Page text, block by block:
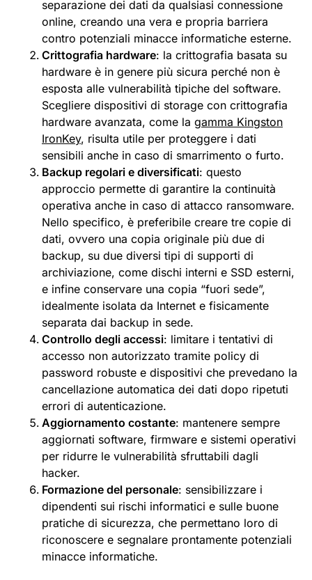
separazione dei dati da qualsiasi connessione
online, creando una vera e propria barriera
contro potenziali minacce informatiche esterne.
Crittografia hardware: la crittografia basata su
hardware è in genere più sicura perché non è
esposta alle vulnerabilità tipiche del software.
Scegliere dispositivi di storage con crittografia
hardware avanzata, come la gamma Kingston
IronKey, risulta utile per proteggere i dati
sensibili anche in caso di smarrimento o furto.
Backup regolari e diversificati: questo
approccio permette di garantire la continuità
operativa anche in caso di attacco ransomware.
Nello specifico, è preferibile creare tre copie di
dati, ovvero una copia originale più due di
backup, su due diversi tipi di supporti di
archiviazione, come dischi interni e SSD esterni,
e infine conservare una copia “fuori sede”,
idealmente isolata da Internet e fisicamente
separata dai backup in sede.
Controllo degli accessi: limitare i tentativi di
accesso non autorizzato tramite policy di
password robuste e dispositivi che prevedano la
cancellazione automatica dei dati dopo ripetuti
errori di autenticazione.
Aggiornamento costante: mantenere sempre
aggiornati software, firmware e sistemi operativi
per ridurre le vulnerabilità sfruttabili dagli
hacker.
Formazione del personale: sensibilizzare i
dipendenti sui rischi informatici e sulle buone
pratiche di sicurezza, che permettano loro di
riconoscere e segnalare prontamente potenziali
minacce informatiche.